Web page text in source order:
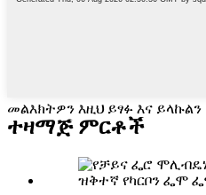
መልእክትዎን እዚህ ይፃፉ እና ይላኩልን
ተዛማጅ ምርቶች